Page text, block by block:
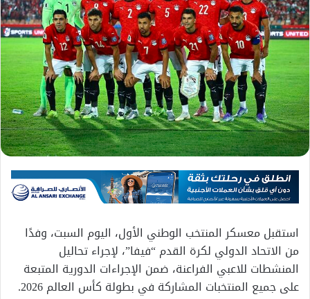
استقبل معسكر المنتخب الوطني الأول، اليوم السبت، وفدًا
من الاتحاد الدولي لكرة القدم “فيفا”، لإجراء تحاليل
المنشطات للاعبي الفراعنة، ضمن الإجراءات الدورية المتبعة
على جميع المنتخبات المشاركة في بطولة كأس العالم 2026.